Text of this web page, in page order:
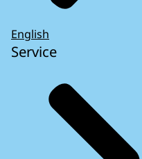
English
Service